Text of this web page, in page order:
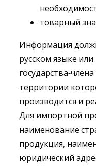
товарный
Информация
русском языке
государства-
территории
производится и
Для импортной
наименование
продукция,
юридический